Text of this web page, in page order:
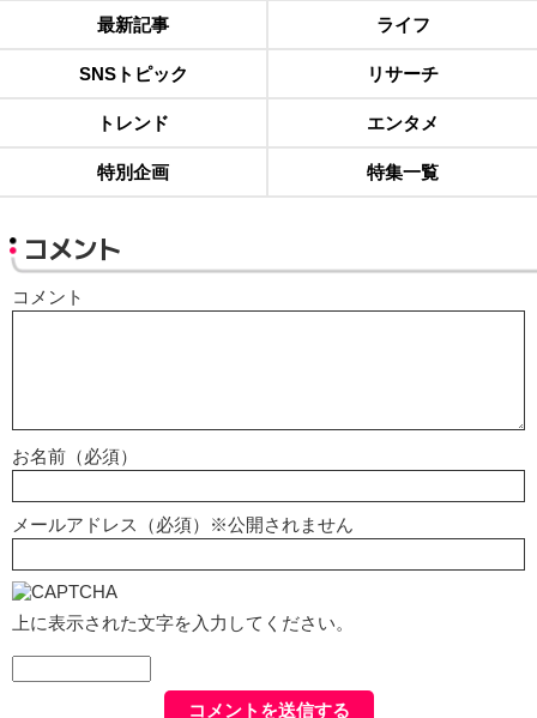
最新記事 ライフ
SNSトピック リサーチ
トレンド エンタメ
特別企画 特集一覧
コメント
コメント
お名前（必須）
メールアドレス（必須）※公開されません
上に表示された文字を入力してください。